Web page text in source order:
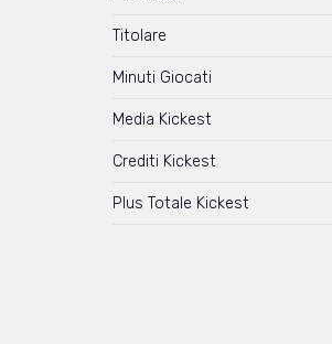
Titolare
Minuti Giocati
Media Kickest
Crediti Kickest
Plus Totale Kickest